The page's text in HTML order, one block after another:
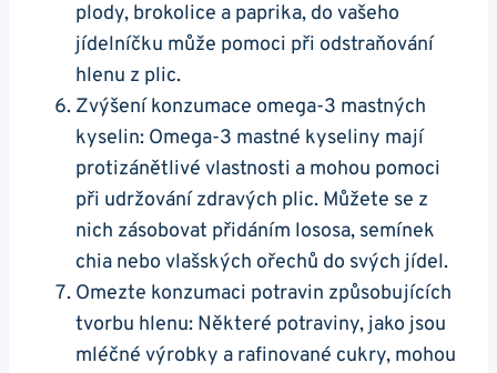
plody, brokolice⁤ a paprika,​ do​ vašeho
jídelníčku může pomoci při odstraňování
hlenu z plic.
Zvýšení konzumace omega-3 mastných
kyselin: Omega-3 mastné ‍kyseliny mají
protizánětlivé⁢ vlastnosti‍ a ⁤mohou pomoci
při udržování zdravých plic. Můžete ⁢se z
nich zásobovat​ přidáním‌ lososa, semínek⁣
chia‌ nebo vlašských ořechů do svých jídel.
Omezte konzumaci potravin způsobujících
tvorbu hlenu:⁤ Některé potraviny,‍ jako‌ jsou
mléčné výrobky a⁤ rafinované⁢ cukry, mohou